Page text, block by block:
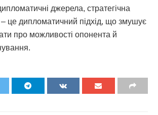
джерела, стратегічна
– це дипломатичний підхід, що змушує
про можливості опонента й